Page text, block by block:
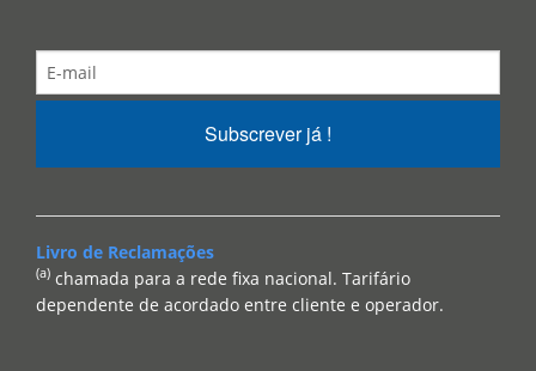
Subscrever já !
Livro de Reclamações
(a) chamada para a rede fixa nacional. Tarifário
dependente de acordado entre cliente e operador.